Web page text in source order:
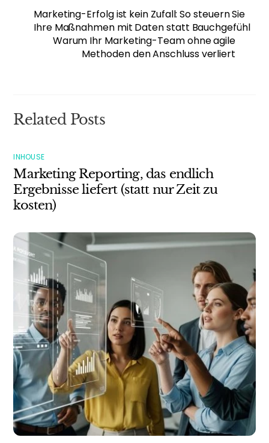
Marketing-Erfolg ist kein Zufall: So steuern Sie
Ihre Maßnahmen mit Daten statt Bauchgefühl
Warum Ihr Marketing-Team ohne agile
Methoden den Anschluss verliert
Related Posts
INHOUSE
Marketing Reporting, das endlich
Ergebnisse liefert (statt nur Zeit zu
kosten)